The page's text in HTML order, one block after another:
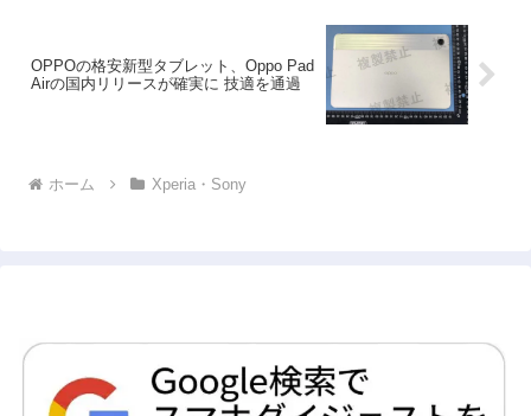
OPPOの格安新型タブレット、Oppo Pad
Airの国内リリースが確実に 技適を通過
ホーム Xperia・Sony